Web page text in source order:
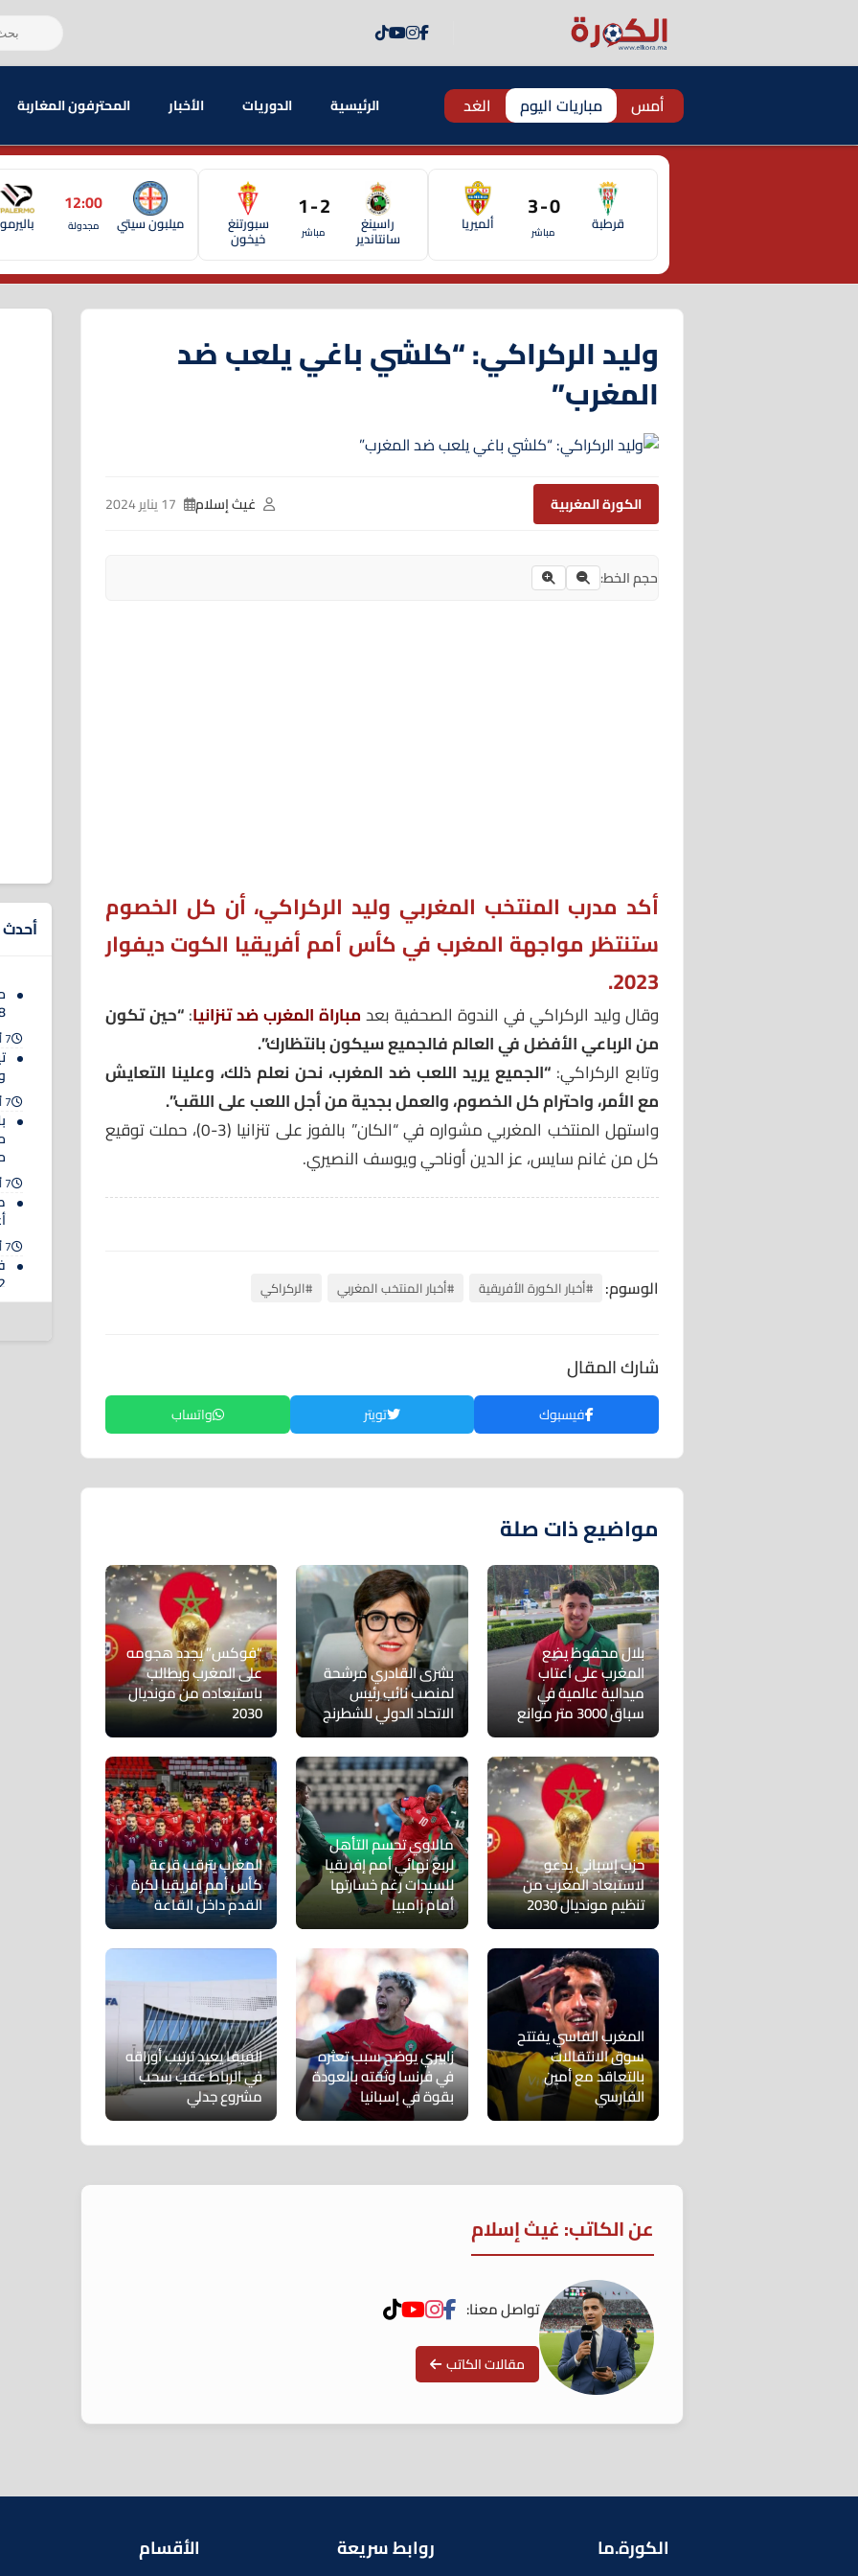
أمس مباريات اليوم الغد الرئيسية الدوريات الأخبار المحترفون المغاربة
قرطبة 0 - 3
مباشر ألميريا راسينغ
سانتاندير
2 - 1
مباشر سبورتنغ
خيخون
ميلبون سيتي
12:00
مجدولة باليرمو
وليد الركراكي: “كلشي باغي يلعب ضد
المغرب”
الكورة المغربية غيث إسلام
حجم الخط:
أكد مدرب المنتخب المغربي وليد الركراكي، أن كل الخصوم
ستنتظر مواجهة المغرب في كأس أمم أفريقيا الكوت ديفوار
2023.
وقال وليد الركراكي في الندوة الصحفية بعدمباراة المغرب ضد تنزانيا:“حين تكون
من الرباعي الأفضل في العالم فالجميع سيكون بانتظارك”.
وتابع الركراكي: “الجميع يريد اللعب ضد المغرب، نحن نعلم ذلك، وعلينا التعايش
مع الأمر، واحترام كل الخصوم، والعمل بجدية من أجل اللعب على اللقب”.
واستهل المنتخب المغربي مشواره في “الكان” بالفوز على تنزانيا (3-0)، حملت توقيع
كل من غانم سايس، عز الدين أوناحي ويوسف النصيري.
الوسوم: #أخبار الكورة الأفريقية #أخبار المنتخب المغربي #الركراكي
شارك المقال
فيسبوك تويتر واتساب
مواضيع ذات صلة
بلال محفوظ يضع
المغرب على أعتاب
ميدالية عالمية في
سباق 3000 متر موانع
بشرى القادري مرشحة
لمنصب نائب رئيس
الاتحاد الدولي للشطرنج
“فوكس” يجدد هجومه
على المغرب ويطالب
باستبعاده من مونديال
2030
حزب إسباني يدعو
لاستبعاد المغرب من
تنظيم مونديال 2030
مالاوي تحسم التأهل
لربع نهائي أمم إفريقيا
للسيدات رغم خسارتها
أمام زامبيا
المغرب يترقب قرعة
كأس أمم إفريقيا لكرة
القدم داخل القاعة
المغرب الفاسي يفتتح
سوق الانتقالات
بالتعاقد مع أمين
الفارسي
زابيري يوضح سبب تعثره
في فرنسا وثقته بالعودة
بقوة في إسبانيا
الفيفا يعيد ترتيب أوراقه
في الرباط عقب سحب
مشروع جدلي
عن الكاتب: غيث إسلام
تواصل معنا:
مقالات الكاتب
أحدث
8 أندية
7 أغسطس 2026
7 أغسطس 2026
7 أغسطس 2026
7 أغسطس 2026
الكورة.ما روابط سريعة الأقسام